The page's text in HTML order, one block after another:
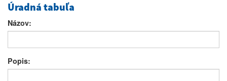
Úradná tabuľa
Názov:
Popis: